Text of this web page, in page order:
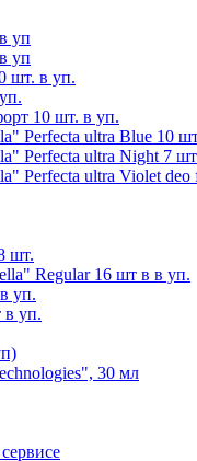
уп
уп
шт. в уп.
10 шт. в уп.
Perfecta ultra Blue 10
Perfecta ultra Night 7
Perfecta ultra Violet deo
шт.
Regular 16 шт в в уп.
уп.
уп.
30 мл